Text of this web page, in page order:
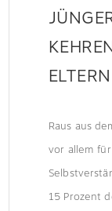
Raus aus
vor allem
15 Prozent